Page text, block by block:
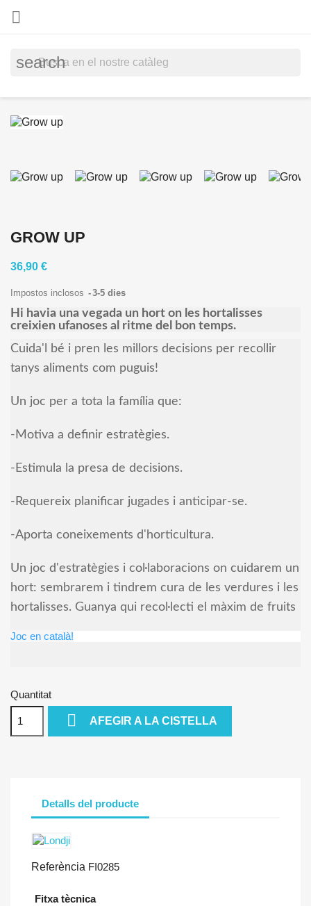

search
GROW UP
36,90 €
Impostos inclosos 3-5 dies
Hi havia una vegada un hort on les hortalisses
creixien ufanoses al ritme del bon temps.
Cuida'l bé i pren les millors decisions per recollir
tanys aliments com puguis!
Un joc per a tota la família que:
-Motiva a definir estratègies.
-Estimula la presa de decisions.
-Requereix planificar jugades i anticipar-se.
-Aporta coneixements d'horticultura.
Un joc d'estratègies i col·laboracions on cuidarem un
hort: sembrarem i tindrem cura de les verdures i les
hortalisses. Guanya qui recol·lecti el màxim de fruits
Joc en català!
Quantitat
 AFEGIR A LA CISTELLA
Detalls del producte
Referència FI0285
Fitxa tècnica